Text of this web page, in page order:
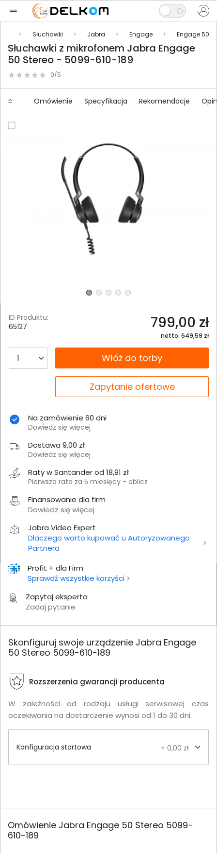
Słuchawki Jabra Engage Engage 50
Słuchawki z mikrofonem Jabra Engage
50 Stereo - 5099-610-189
0/5
Omówienie Specyfikacja Rekomendacje
Profit + dla Firm
Sprawdź wszystkie korzyści
Zapytaj eksperta
Zadaj pytanie
ID Produktu:
65127
799,00 zł
netto: 649,59 zł
__B2C.PRODUCT.QUANTITYWłóż do torby
Zapytanie ofertowe
Na zamówienie 60 dni
Dowiedz się więcej
Dostawa 9,00 zł
Dowiedz się więcej
Raty w Santander od 18,91 zł
Pierwsza rata za 5 miesięcy - oblicz
Finansowanie dla firm
Dowiedz się więcej
Jabra Video Expert
Dlaczego warto kupować u Autoryzowanego
Partnera
Skonfiguruj swoje urządzenie Jabra Engage
50 Stereo 5099-610-189
Rozszerzenia gwarancji producenta
W zależności od rodzaju usługi serwisowej czas
oczekiwania na dostarczenie wynosi od 1 do 30 dni.
Konfiguracja startowa + 0,00 zł
Omówienie Jabra Engage 50 Stereo 5099-
610-189